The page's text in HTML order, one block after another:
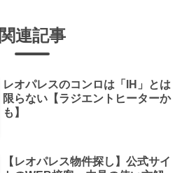
関連記事
レオパレスのコンロは「IH」とは
限らない【ラジエントヒーターか
も】
【レオパレス物件探し】公式サイ